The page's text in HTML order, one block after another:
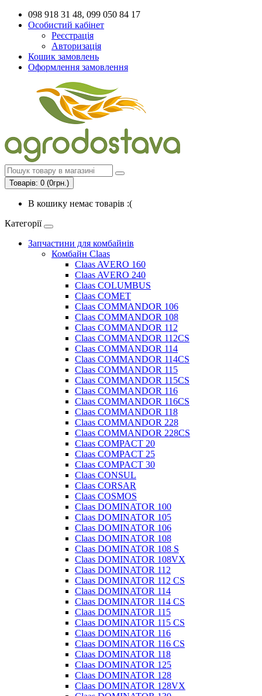
098 918 31 48, 099 050 84 17
Особистий кабінет
Реєстрація
Авторизація
Кошик замовлень
Оформлення замовлення
Товарів: 0 (0грн.)
В кошику немає товарів :(
Категорії
Запчастини для комбайнів
Комбайн Claas
Claas AVERO 160
Claas AVERO 240
Claas COLUMBUS
Claas COMET
Claas COMMANDOR 106
Claas COMMANDOR 108
Claas COMMANDOR 112
Claas COMMANDOR 112CS
Claas COMMANDOR 114
Claas COMMANDOR 114CS
Claas COMMANDOR 115
Claas COMMANDOR 115CS
Claas COMMANDOR 116
Claas COMMANDOR 116CS
Claas COMMANDOR 118
Claas COMMANDOR 228
Claas COMMANDOR 228CS
Claas COMPACT 20
Claas COMPACT 25
Claas COMPACT 30
Claas CONSUL
Claas CORSAR
Claas COSMOS
Claas DOMINATOR 100
Claas DOMINATOR 105
Claas DOMINATOR 106
Claas DOMINATOR 108
Claas DOMINATOR 108 S
Claas DOMINATOR 108VX
Claas DOMINATOR 112
Claas DOMINATOR 112 CS
Claas DOMINATOR 114
Claas DOMINATOR 114 CS
Claas DOMINATOR 115
Claas DOMINATOR 115 CS
Claas DOMINATOR 116
Claas DOMINATOR 116 CS
Claas DOMINATOR 118
Claas DOMINATOR 125
Claas DOMINATOR 128
Claas DOMINATOR 128VX